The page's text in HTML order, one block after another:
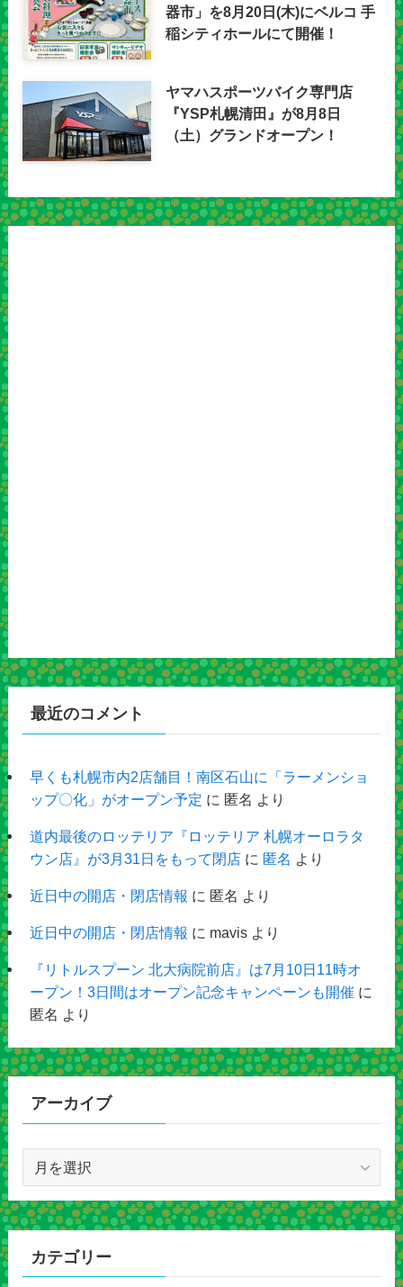
器市」を8月20日(木)にベルコ 手
稲シティホールにて開催！
ヤマハスポーツバイク専門店
『YSP札幌清田』が8月8日
（土）グランドオープン！
最近のコメント
早くも札幌市内2店舗目！南区石山に「ラーメンショ
ップ〇化」がオープン予定 に 匿名 より
道内最後のロッテリア『ロッテリア 札幌オーロラタ
ウン店』が3月31日をもって閉店に 匿名 より
近日中の開店・閉店情報 に 匿名 より
近日中の開店・閉店情報 に mavisより
『リトルスプーン 北大病院前店』は7月10日11時オ
ープン！3日間はオープン記念キャンペーンも開催 に
匿名 より
アーカイブ
カ
イ
カテゴリー